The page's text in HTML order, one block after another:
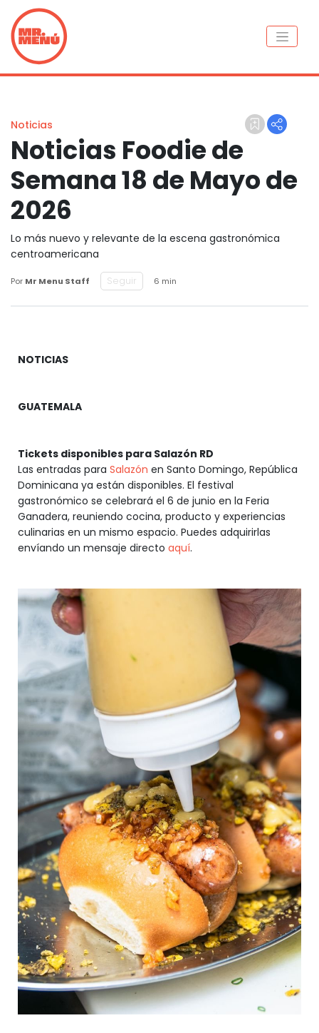
Noticias
Noticias Foodie de
Semana 18 de Mayo de
2026
Lo más nuevo y relevante de la escena gastronómica
centroamericana
Por Mr Menu Staff Seguir 6 min
NOTICIAS
GUATEMALA
Tickets disponibles para Salazón RD
Las entradas para Salazón en Santo Domingo, República
Dominicana ya están disponibles. El festival
gastronómico se celebrará el 6 de junio en la Feria
Ganadera, reuniendo cocina, producto y experiencias
culinarias en un mismo espacio. Puedes adquirirlas
envíando un mensaje directo aquí.